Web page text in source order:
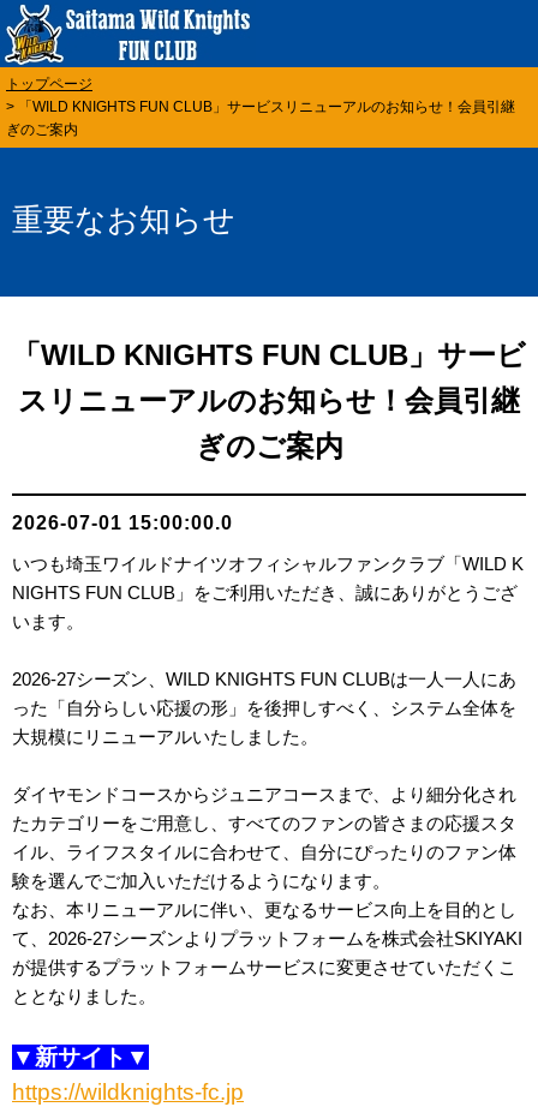
トップページ
> 「WILD KNIGHTS FUN CLUB」サービスリニューアルのお知らせ！会員引継
ぎのご案内
重要なお知らせ
「WILD KNIGHTS FUN CLUB」サービ
スリニューアルのお知らせ！会員引継
ぎのご案内
2026-07-01 15:00:00.0
いつも埼玉ワイルドナイツオフィシャルファンクラブ「WILD K
NIGHTS FUN CLUB」をご利用いただき、誠にありがとうござ
います。
2026-27シーズン、WILD KNIGHTS FUN CLUBは一人一人にあ
った「自分らしい応援の形」を後押しすべく、システム全体を
大規模にリニューアルいたしました。
ダイヤモンドコースからジュニアコースまで、より細分化され
たカテゴリーをご用意し、すべてのファンの皆さまの応援スタ
イル、ライフスタイルに合わせて、自分にぴったりのファン体
験を選んでご加入いただけるようになります。
なお、本リニューアルに伴い、更なるサービス向上を目的とし
て、2026-27シーズンよりプラットフォームを株式会社SKIYAKI
が提供するプラットフォームサービスに変更させていただくこ
ととなりました。
▼新サイト▼
https://wildknights-fc.jp